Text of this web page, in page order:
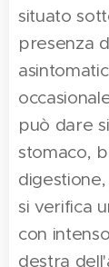
situato
presenza
può dare
stomaco,
si verifica
con
destra